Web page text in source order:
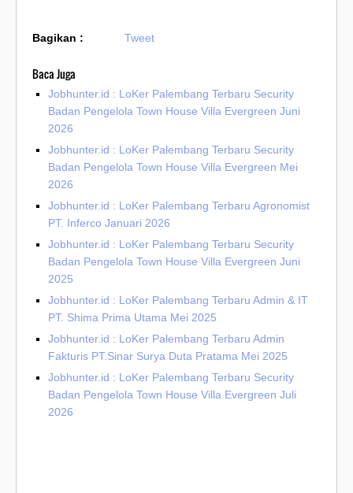
Bagikan : Tweet
Baca Juga
Jobhunter.id : LoKer Palembang Terbaru Security
Badan Pengelola Town House Villa Evergreen Juni
2026
Jobhunter.id : LoKer Palembang Terbaru Security
Badan Pengelola Town House Villa Evergreen Mei
2026
Jobhunter.id : LoKer Palembang Terbaru Agronomist
PT. Inferco Januari 2026
Jobhunter.id : LoKer Palembang Terbaru Security
Badan Pengelola Town House Villa Evergreen Juni
2025
Jobhunter.id : LoKer Palembang Terbaru Admin & IT
PT. Shima Prima Utama Mei 2025
Jobhunter.id : LoKer Palembang Terbaru Admin
Fakturis PT.Sinar Surya Duta Pratama Mei 2025
Jobhunter.id : LoKer Palembang Terbaru Security
Badan Pengelola Town House Villa Evergreen Juli
2026